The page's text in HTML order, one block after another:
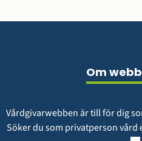
g
p
Om
Vårdgivarwebben är till för dig
Söker du som privatperson vård